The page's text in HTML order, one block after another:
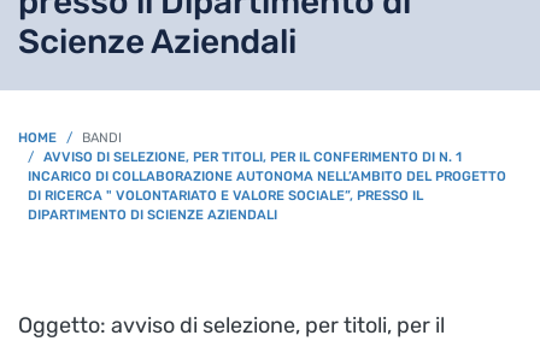
Scienze Aziendali
BREADCRUMB
HOME
BANDI
AVVISO DI SELEZIONE, PER TITOLI, PER IL CONFERIMENTO DI N. 1
INCARICO DI COLLABORAZIONE AUTONOMA NELL’AMBITO DEL PROGETTO
DI RICERCA " VOLONTARIATO E VALORE SOCIALE”, PRESSO IL
DIPARTIMENTO DI SCIENZE AZIENDALI
Oggetto: avviso di selezione, per titoli, per il